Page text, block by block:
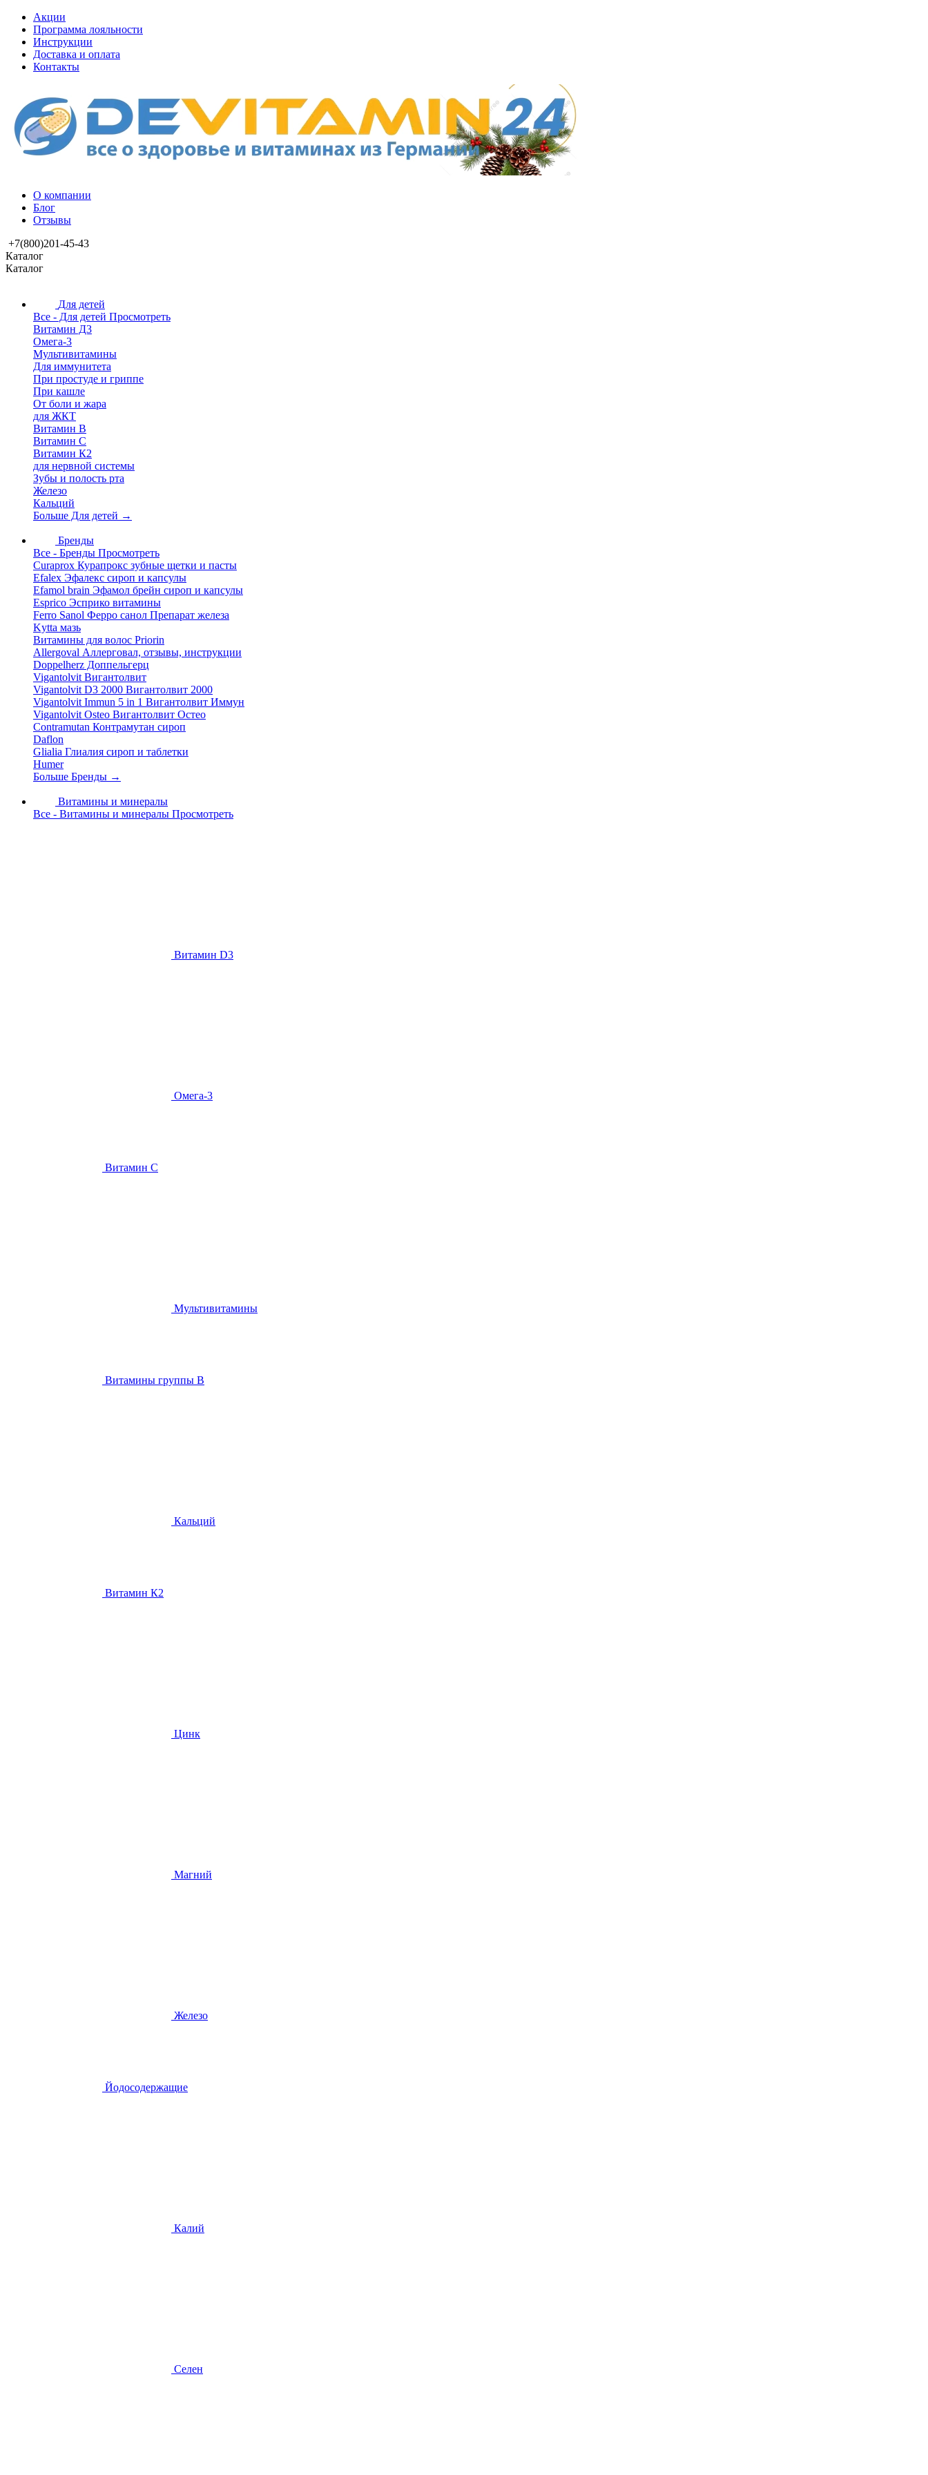
Акции
Программа лояльности
Инструкции
Доставка и оплата
Контакты
О компании
Блог
Отзывы
+7(800)201-45-43
Каталог
Каталог
Для детей
Все - Для детей Просмотреть
Витамин Д3
Омега-3
Мультивитамины
Для иммунитета
При простуде и гриппе
При кашле
От боли и жара
для ЖКТ
Витамин В
Витамин С
Витамин К2
для нервной системы
Зубы и полость рта
Железо
Кальций
Больше Для детей →
Бренды
Все - Бренды Просмотреть
Curaprox Курапрокс зубные щетки и пасты
Efalex Эфалекс сироп и капсулы
Efamol brain Эфамол брейн сироп и капсулы
Esprico Эсприко витамины
Ferro Sanol Ферро санол Препарат железа
Kytta мазь
Витамины для волос Priorin
Allergoval Аллерговал, отзывы, инструкции
Doppelherz Доппельгерц
Vigantolvit Вигантолвит
Vigantolvit D3 2000 Вигантолвит 2000
Vigantolvit Immun 5 in 1 Вигантолвит Иммун
Vigantolvit Osteo Вигантолвит Остео
Contramutan Контрамутан сироп
Daflon
Glialia Глиалия сироп и таблетки
Humer
Больше Бренды →
Витамины и минералы
Все - Витамины и минералы Просмотреть
Витамин D3
Омега-3
Витамин С
Мультивитамины
Витамины группы B
Кальций
Витамин К2
Цинк
Магний
Железо
Йодосодержащие
Калий
Селен